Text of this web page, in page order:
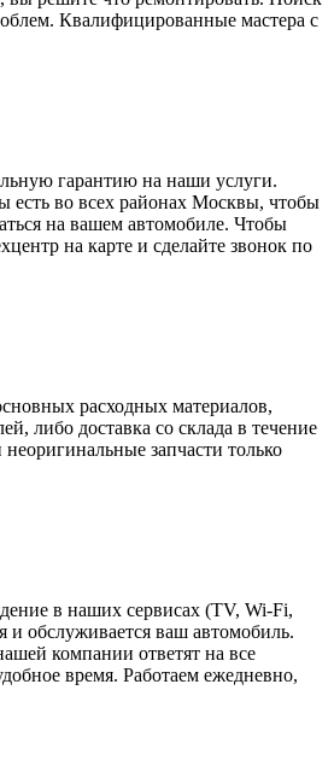
Квалифицированные мастера с
гарантию на наши услуги.
есть во всех районах Москвы, чтобы
на вашем автомобиле. Чтобы
на карте и сделайте звонок по
расходных материалов,
либо доставка со склада в течение
запчасти только
в наших сервисах (TV, Wi-Fi,
и обслуживается ваш автомобиль.
компании ответят на все
время. Работаем ежедневно,